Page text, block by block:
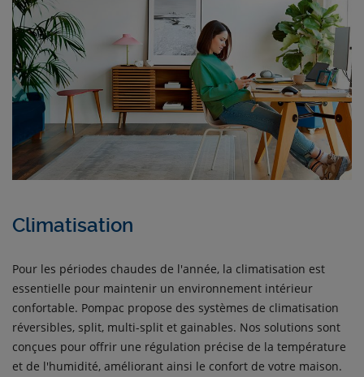
Climatisation
Pour les périodes chaudes de l'année, la climatisation est
essentielle pour maintenir un environnement intérieur
confortable. Pompac propose des systèmes de climatisation
réversibles, split, multi-split et gainables. Nos solutions sont
conçues pour offrir une régulation précise de la température
et de l'humidité, améliorant ainsi le confort de votre maison.